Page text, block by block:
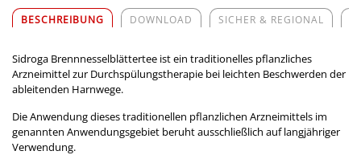
BESCHREIBUNG DOWNLOAD SICHER & REGIONAL
Sidroga Brennnesselblättertee ist ein traditionelles pflanzliches
Arzneimittel zur Durchspülungstherapie bei leichten Beschwerden der
ableitenden Harnwege.
Die Anwendung dieses traditionellen pflanzlichen Arzneimittels im
genannten Anwendungsgebiet beruht ausschließlich auf langjähriger
Verwendung.